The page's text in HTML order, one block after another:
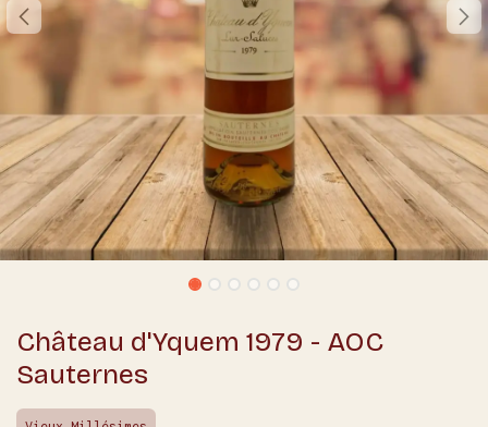
Château d'Yquem 1979 - AOC
Sauternes